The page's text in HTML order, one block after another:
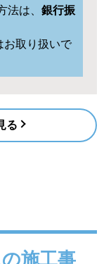
法は、 銀行振
取り扱いで
る
施工事